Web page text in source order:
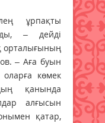
ұрпақты
– дейді
орталығының
– Аға буын
оларға көмек
қанында
алғысын
қатар,